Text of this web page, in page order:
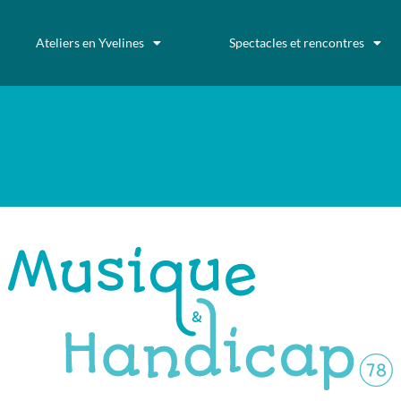
Ateliers en Yvelines Spectacles et rencontres